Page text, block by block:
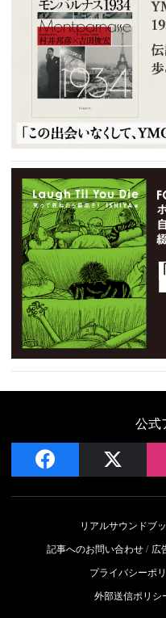
公式
facebook
リアルサウンドブ
記事へのお問い合わせ
広
プライバシーポ
外部送信ポリシ